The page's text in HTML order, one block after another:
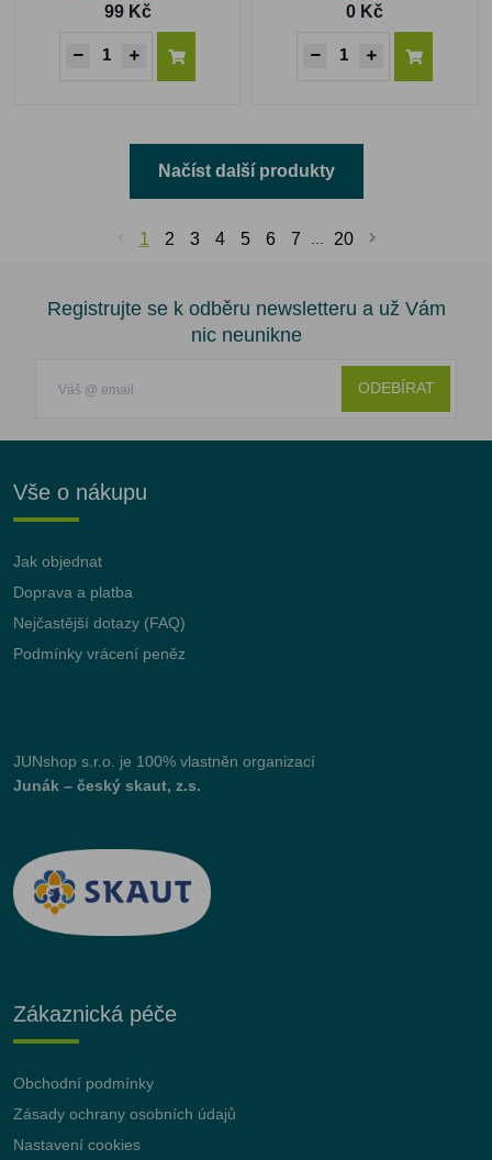
99 Kč 0 Kč
Načíst další produkty
1 2 3 4 5 6 7 20
Registrujte se k odběru newsletteru a už Vám
nic neunikne
ODEBÍRAT
Vše o nákupu
Jak objednat
Doprava a platba
Nejčastější dotazy (FAQ)
Podmínky vrácení peněz
JUNshop s.r.o.
je 100% vlastněn organizací
Junák – český skaut, z.s.
Zákaznická péče
Obchodní podmínky
Zásady ochrany osobních údajů
Nastavení cookies